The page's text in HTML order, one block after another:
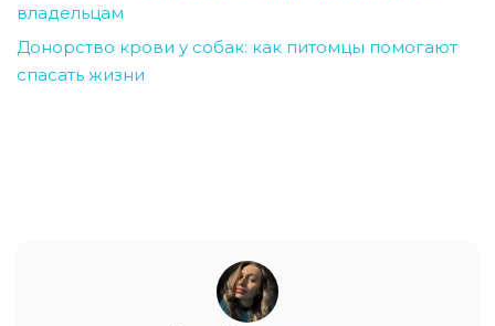
владельцам
Донорство крови у собак: как питомцы помогают
спасать жизни